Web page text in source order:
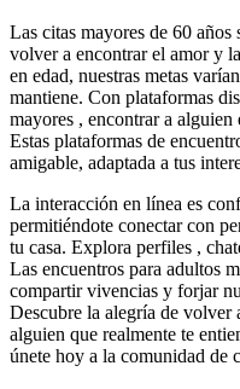
Las citas mayores de 60
volver a encontrar el amor y
en edad, nuestras metas
mantiene. Con plataformas
mayores , encontrar a alguien
Estas plataformas de
amigable, adaptada a tus
La interacción en línea es
permitiéndote conectar con
tu casa. Explora perfiles ,
Las encuentros para adultos
compartir vivencias y forjar
Descubre la alegría de volver
alguien que realmente te
únete hoy a la comunidad de